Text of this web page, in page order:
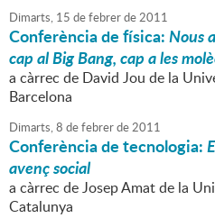
Dimarts, 15 defebrerde2011
Conferència de física:Nous
cap al Big Bang, cap a les
a càrrec de David Jou de la
Barcelona
Dimarts,8 defebrerde2011
Conferència de tecnologia:
avenç social
a càrrec de Josep Amat de la
Catalunya